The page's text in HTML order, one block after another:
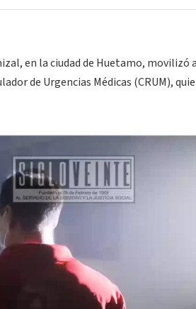
en la ciudad de Huetamo, movilizó
de Urgencias Médicas (CRUM),